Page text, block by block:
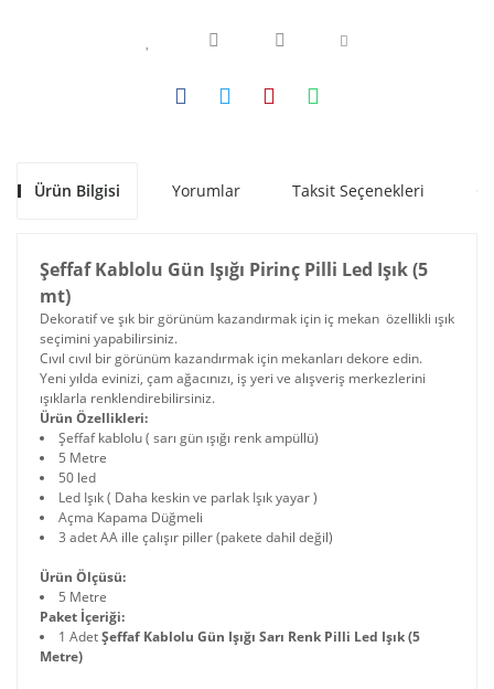
Ürün Bilgisi Yorumlar Taksit Seçenekleri
Şeffaf Kablolu Gün Işığı Pirinç Pilli Led Işık (5
mt)
Dekoratif ve şık bir görünüm kazandırmak için iç mekan özellikli ışık
seçimini yapabilirsiniz.
Cıvıl cıvıl bir görünüm kazandırmak için mekanları dekore edin.
Yeni yılda evinizi, çam ağacınızı, iş yeri ve alışveriş merkezlerini
ışıklarla renklendirebilirsiniz.
Ürün Özellikleri:
Şeffaf kablolu ( sarı gün ışığı renk ampüllü)
5 Metre
50 led
Led Işık ( Daha keskin ve parlak Işık yayar )
Açma Kapama Düğmeli
3 adet AA ille çalışır piller (pakete dahil değil)
Ürün Ölçüsü:
5 Metre
Paket İçeriği:
1 AdetŞeffaf Kablolu Gün Işığı Sarı Renk Pilli Led Işık (5
Metre)